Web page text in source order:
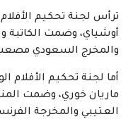
ترأس لجنة تحكيم
أوشياي، وضمت الكاتبة
والمخرج السعودي
أما لجنة تحكيم الأفلام
ماريان خوري، وضمت
العتيبي والمخرجة